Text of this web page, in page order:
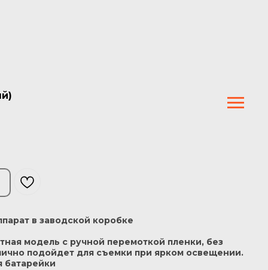
в заводской коробке
модель с ручной перемоткой пленки, без
подойдет для съемки при ярком освещении.
батарейки